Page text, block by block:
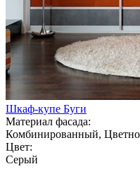
Шкаф-купе Буги
Материал фасада:
Комбинированный,
Цвет:
Серый